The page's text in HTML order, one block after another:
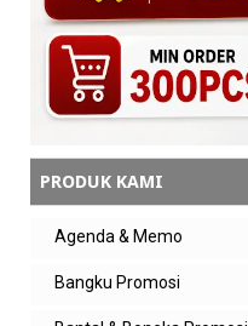
PRODUK KAMI
Agenda & Memo
Bangku Promosi